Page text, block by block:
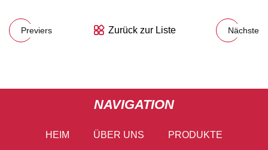
Previers Zurück zur Liste Nächste
NAVIGATION
HEIM ÜBER UNS PRODUKTE